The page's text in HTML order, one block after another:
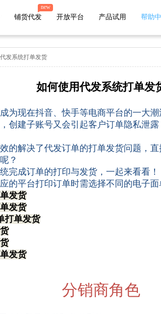
有赞 小店
云集 贝贝
铺货代发
new
开放平台 产品试用 帮助
发系统打单发货
如何使用代发系统打单发
为现在抖音、快手等电商平台的一大
创建子账号又会引起客户订单隐私泄
的解决了代发订单的打单发货问题，
？
完成订单的打印与发货，一起来看看！
的平台打印订单时需选择不同的电子面
发货
发货
打单发货
发货
分销商角色